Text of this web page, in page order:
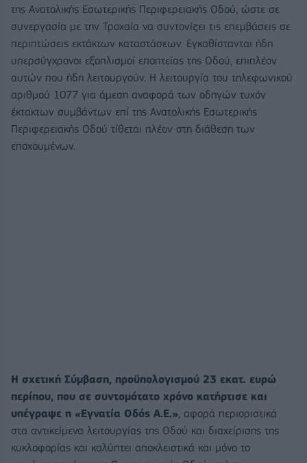
της Ανατολικής Εσωτερικής Περιφερειακής Οδού, ώστε σε
συνεργασία με την Τροχαία να συντονίζει τις επεμβάσεις σε
περιπτώσεις εκτάκτων καταστάσεων. Εγκαθίστανται ήδη
υπερσύγχρονοι εξοπλισμοί εποπτείας της Οδού, επιπλέον
αυτών που ήδη λειτουργούν. Η λειτουργία του τηλεφωνικού
αριθμού 1077 για άμεση αναφορά των οδηγών τυχόν
έκτακτων συμβάντων επί της Ανατολικής Εσωτερικής
Περιφερειακής Οδού τίθεται πλέον στη διάθεση των
εποχουμένων.
Η σχετική Σύμβαση, προϋπολογισμού 23 εκατ. ευρώ
περίπου, που σε συντομότατο χρόνο κατήρτισε και
υπέγραψε η «Εγνατία Οδός Α.Ε.» , αφορά περιοριστικά
στα αντικείμενα λειτουργίας της Οδού και διαχείρισης της
κυκλοφορίας και καλύπτει αποκλειστικά και μόνο το